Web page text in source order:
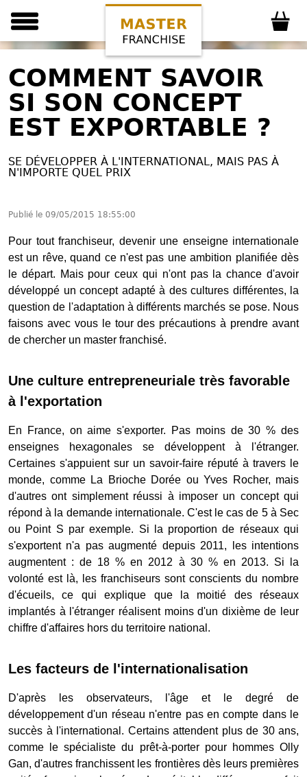
COMMENT SAVOIR
SI SON CONCEPT
EST EXPORTABLE ?
SE DÉVELOPPER À L'INTERNATIONAL, MAIS PAS À
N'IMPORTE QUEL PRIX
Publié le 09/05/2015 18:55:00
Pour tout franchiseur, devenir une enseigne internationale
est un rêve, quand ce n'est pas une ambition planifiée dès
le départ. Mais pour ceux qui n'ont pas la chance d'avoir
développé un concept adapté à des cultures différentes, la
question de l'adaptation à différents marchés se pose. Nous
faisons avec vous le tour des précautions à prendre avant
de chercher un master franchisé.
Une culture entrepreneuriale très favorable
à l'exportation
En France, on aime s'exporter. Pas moins de 30 % des
enseignes hexagonales se développent à l'étranger.
Certaines s'appuient sur un savoir-faire réputé à travers le
monde, comme La Brioche Dorée ou Yves Rocher, mais
d'autres ont simplement réussi à imposer un concept qui
répond à la demande internationale. C'est le cas de 5 à Sec
ou Point S par exemple. Si la proportion de réseaux qui
s'exportent n'a pas augmenté depuis 2011, les intentions
augmentent : de 18 % en 2012 à 30 % en 2013. Si la
volonté est là, les franchiseurs sont conscients du nombre
d'écueils, ce qui explique que la moitié des réseaux
implantés à l'étranger réalisent moins d'un dixième de leur
chiffre d'affaires hors du territoire national.
Les facteurs de l'internationalisation
D'après les observateurs, l'âge et le degré de
développement d'un réseau n'entre pas en compte dans le
succès à l'international. Certains attendent plus de 30 ans,
comme le spécialiste du prêt-à-porter pour hommes Olly
Gan, d'autres franchissent les frontières dès leurs premières